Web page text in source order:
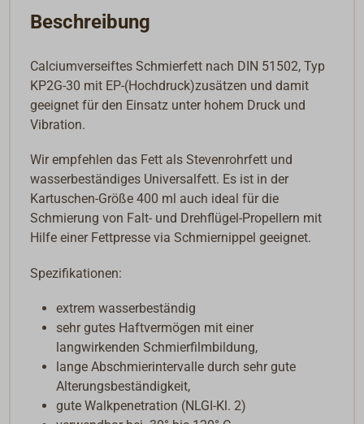
Beschreibung
Calciumverseiftes Schmierfett nach DIN 51502, Typ
KP2G-30 mit EP-(Hochdruck)zusätzen und damit
geeignet für den Einsatz unter hohem Druck und
Vibration.
Wir empfehlen das Fett als Stevenrohrfett und
wasserbeständiges Universalfett. Es ist in der
Kartuschen-Größe 400 ml auch ideal für die
Schmierung von Falt- und Drehflügel-Propellern mit
Hilfe einer Fettpresse via Schmiernippel geeignet.
Spezifikationen:
extrem wasserbeständig
sehr gutes Haftvermögen mit einer
langwirkenden Schmierfilmbildung,
lange Abschmierintervalle durch sehr gute
Alterungsbeständigkeit,
gute Walkpenetration (NLGI-Kl. 2)